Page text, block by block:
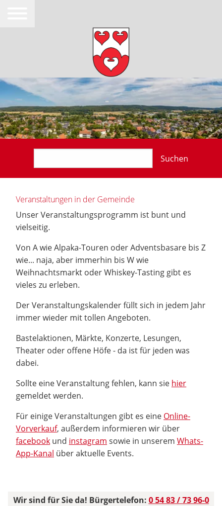
Suchen
Veranstaltungen in der Gemeinde
Unser Veranstaltungsprogramm ist bunt und
vielseitig.
Von A wie Alpaka-Touren oder Adventsbasare bis Z
wie... naja, aber immerhin bis W wie
Weihnachtsmarkt oder Whiskey-Tasting gibt es
vieles zu erleben.
Der Veranstaltungskalender füllt sich in jedem Jahr
immer wieder mit tollen Angeboten.
Bastelaktionen, Märkte, Konzerte, Lesungen,
Theater oder offene Höfe - da ist für jeden was
dabei.
Sollte eine Veranstaltung fehlen, kann sie hier
gemeldet werden.
Für einige Veranstaltungen gibt es eine Online-
Vorverkauf, außerdem informieren wir über
facebook und instagram sowie in unserem Whats-
App-Kanal über aktuelle Events.
Wir sind für Sie da! Bürgertelefon: 0 54 83 / 73 96-0